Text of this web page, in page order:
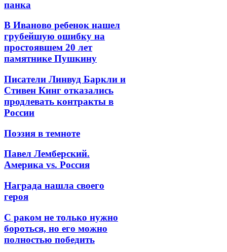
панка
В Иваново ребенок нашел
грубейшую ошибку на
простоявшем 20 лет
памятнике Пушкину
Писатели Линвуд Баркли и
Стивен Кинг отказались
продлевать контракты в
России
Поэзия в темноте
Павел Лемберский.
Америка vs. Россия
Награда нашла своего
героя
С раком не только нужно
бороться, но его можно
полностью победить